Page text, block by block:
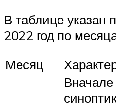
В таблице указан
2022 год по
Месяц
Вначале